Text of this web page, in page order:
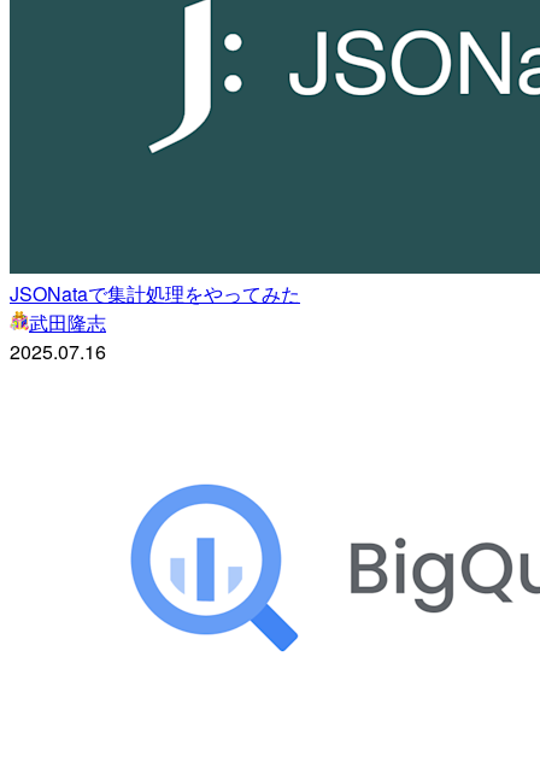
JSONataで集計処理をやってみた
武田隆志
2025.07.16